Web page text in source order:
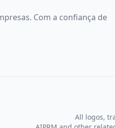
Com a confiança de
All logos,